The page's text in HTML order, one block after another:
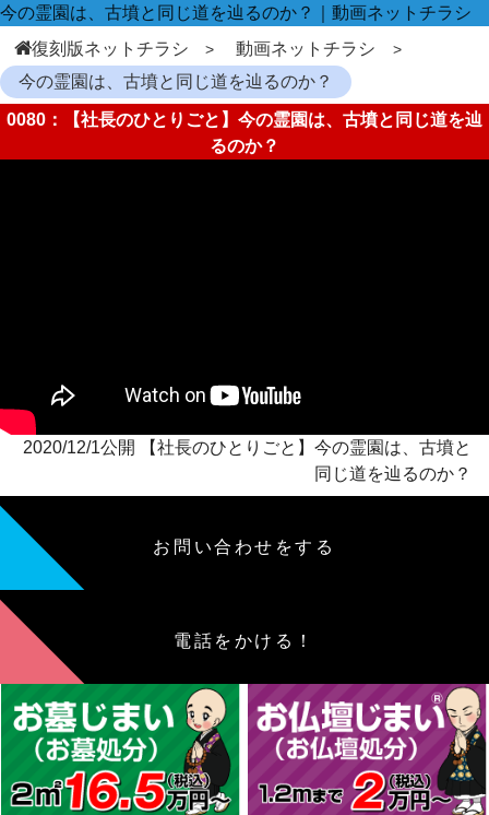
今の霊園は、古墳と同じ道を辿るのか？｜動画ネットチラシ
復刻版ネットチラシ
動画ネットチラシ
今の霊園は、古墳と同じ道を辿るのか？
0080：【社長のひとりごと】今の霊園は、古墳と同じ道を辿
るのか？
2020/12/1公開 【社長のひとりごと】今の霊園は、古墳と
同じ道を辿るのか？
お問い合わせをする
電話をかける！